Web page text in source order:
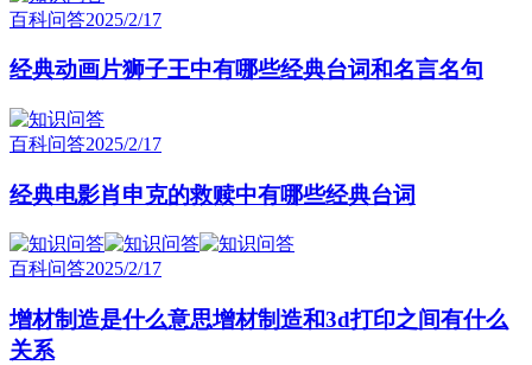
百科问答2025/2/17
经典动画片狮子王中有哪些经典台词和名言名句
百科问答2025/2/17
经典电影肖申克的救赎中有哪些经典台词
百科问答2025/2/17
增材制造是什么意思增材制造和3d打印之间有什么
关系